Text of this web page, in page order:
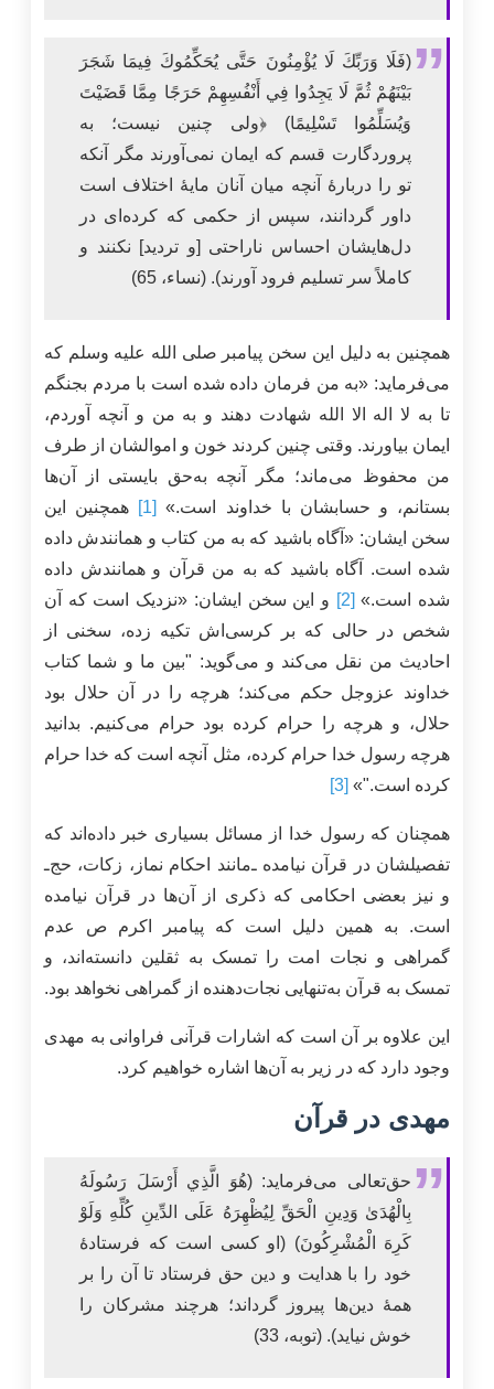
(فَلَا وَرَبِّكَ لَا يُؤْمِنُونَ حَتَّى يُحَكِّمُوكَ فِيمَا شَجَرَ
بَيْنَهُمْ ثُمَّ لَا يَجِدُوا فِي أَنْفُسِهِمْ حَرَجًا مِمَّا قَضَيْتَ
وَيُسَلِّمُوا تَسْلِيمًا) ﴿ولى چنين نيست؛ به
پروردگارت قسم كه ايمان نمى‌‏آورند مگر آنكه
تو را دربارۀ آنچه ميان آنان مايۀ اختلاف است
داور گردانند، سپس از حكمى كه کرده‌ای در
دل‌هایشان احساس ناراحتى [و ترديد] نكنند و
کاملاً سر تسليم فرود آورند). (نساء، 65)
همچنین به دلیل این سخن پیامبر صلی الله عليه وسلم که
می‌فرماید: «به من فرمان داده شده است با مردم بجنگم
تا به لا اله الا الله شهادت دهند و به من و آنچه آوردم،
ایمان بیاورند. وقتی چنین کردند خون و اموالشان از طرف
من محفوظ می‌ماند؛ مگر آنچه به‌حق بایستی از آن‌ها
بستانم، و حسابشان با خداوند است.» [1]
همچنین این
سخن ایشان: «آگاه باشید که به من کتاب و همانندش داده
شده است. آگاه باشید که به من قرآن و همانندش داده
شده است.» [2]
و این سخن ایشان: «نزدیک است که آن
شخص در حالی که بر کرسی‌اش تکیه زده، سخنی از
احادیث من نقل می‌کند و می‌گوید: "بین ما و شما کتاب
خداوند عزوجل حکم می‌کند؛ هرچه را در آن حلال بود
حلال، و هرچه را حرام کرده بود حرام می‌کنیم. بدانید
هرچه رسول خدا حرام کرده، مثل آنچه است که خدا حرام
کرده است."» [3]
همچنان که رسول خدا از مسائل بسیاری خبر داده‌اند که
تفصیلشان در قرآن نیامده ـ‌مانند احکام نماز، زکات، حج‌ـ
و نیز بعضی احکامی که ذکری از آن‌ها در قرآن نیامده
است. به همین دلیل است که پیامبر اکرم ص عدم
گمراهی و نجات امت را تمسک به ثقلین دانسته‌اند، و
تمسک به قرآن به‌تنهایی نجات‌دهنده از گمراهی نخواهد بود.
این علاوه بر آن است که اشارات قرآنی فراوانی به مهدی
وجود دارد که در زیر به آن‌ها اشاره خواهیم کرد.
مهدی در قرآن
حق‌تعالی می‌فرماید: (هُوَ الَّذِي أَرْسَلَ رَسُولَهُ
بِالْهُدَىٰ وَدِينِ الْحَقِّ لِيُظْهِرَهُ عَلَى الدِّينِ كُلِّهِ وَلَوْ
كَرِهَ الْمُشْرِكُونَ) (او کسی است که فرستادۀ
خود را با هدایت و دین حق فرستاد تا آن را بر
همۀ دین‌ها پیروز گرداند؛ هرچند مشرکان را
خوش نیاید). (توبه، 33)